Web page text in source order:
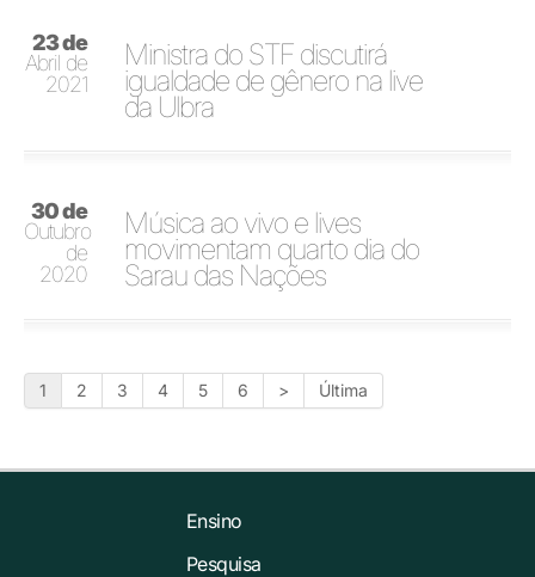
23 de
Abril de
2021
Ministra do STF discutirá
igualdade de gênero na live
da Ulbra
30 de
Outubro
de
2020
Música ao vivo e lives
movimentam quarto dia do
Sarau das Nações
1 2 3 4 5 6 > Última
Ensino
Pesquisa